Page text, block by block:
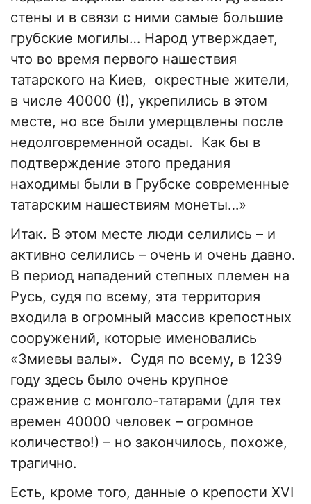
стены и в связи с ними самые большие
грубские могилы… Народ утверждает,
что во время первого нашествия
татарского на Киев, окрестные жители,
в числе 40000 (!), укрепились в этом
месте, но все были умерщвлены после
недолговременной осады. Как бы в
подтверждение этого предания
находимы были в Грубске современные
татарским нашествиям монеты…»
Итак. В этом месте люди селились – и
активно селились – очень и очень давно.
В период нападений степных племен на
Русь, судя по всему, эта территория
входила в огромный массив крепостных
сооружений, которые именовались
«Змиевы валы». Судя по всему, в 1239
году здесь было очень крупное
сражение с монголо-татарами (для тех
времен 40000 человек – огромное
количество!) – но закончилось, похоже,
трагично.
Есть, кроме того, данные о крепости XVI